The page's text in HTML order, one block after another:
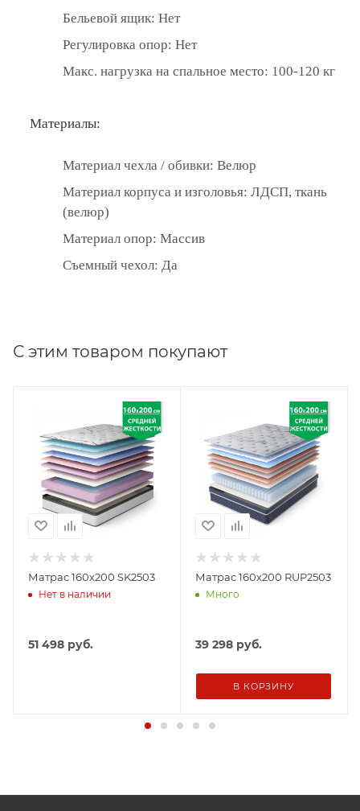
Бельевой ящик: Нет
Регулировка опор: Нет
Макс. нагрузка на спальное место: 100-120 кг
Материалы:
Материал чехла / обивки: Велюр
Материал корпуса и изголовья: ЛДСП, ткань
(велюр)
Материал опор: Массив
Съемный чехол: Да
С этим товаром покупают
Матрас 160х200 SK2503
Нет в наличии
51 498 руб.
Матрас 160х200 RUP2503
Много
39 298 руб.
В КОРЗИНУ